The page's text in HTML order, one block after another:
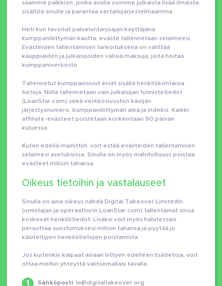
saamme palkkion, jonka avulla voimme julkaista lisää ilmaista
sisältöä sinulle ja parantaa vertailujärjestelmäämme.
Heti kun tavoitat palveluntarjoajan käyttäjänä
kumppaniliittymän kautta, eväste tallennetaan selaimeesi.
Evästeiden tallentamisen tarkoituksena on välittää
kauppiaiden ja julkaisijoiden välisiä maksuja, joita hoitaa
kumppaniverkosto.
Tallennetut kumppanisivut eivät sisällä henkilökohtaisia ​​
tietoja. Niillä tallennetaan vain julkaisijan tunnistetiedot
(LoanStar.com) sekä verkkosivuston kävijän
järjestysnumero, kumppaniliittymän aika ja indeksi. Kaikki
affiliate-evästeet poistetaan korkeintaan 90 päivän
kuluessa.
Kuten edellä mainittiin, voit estää evästeiden tallentamisen
selaimesi asetuksissa. Sinulla on myös mahdollisuus poistaa
evästeet milloin tahansa.
Oikeus tietoihin ja vastalauseet
Sinulla on aina oikeus nähdä Digital Takeover Limitedin
(omistajan ja operaattorin LoanStar.com) tallentamat sinua
koskevat henkilötiedot. Lisäksi voit myös halutessasi
peruuttaa suostumuksesi milloin tahansa ja pyytää jo
käsiteltyjen henkilötietojen poistamista.
Jos kuitenkin kaipaat asiaan liittyen edelleen lisätietoja, voit
ottaa meihin yhteyttä valitsemallasi tavalla.
Sähköposti: hi@digitaltakeover.org